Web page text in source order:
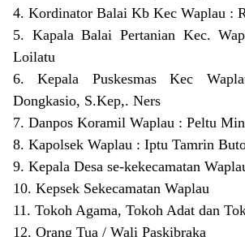
4. Kordinator Balai Kb Kec Waplau :
5. Kapala Balai Pertanian Kec.
Loilatu
6. Kepala Puskesmas Kec
Dongkasio, S.Kep,. Ners
7. Danpos Koramil Waplau : Peltu
8. Kapolsek Waplau : Iptu Tamrin
9. Kepala Desa se-kekecamatan
10. Kepsek Sekecamatan Waplau
11. Tokoh Agama, Tokoh Adat dan
12. Orang Tua / Wali Paskibraka